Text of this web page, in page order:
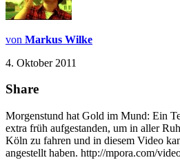
von Markus Wilke
4. Oktober 2011
Share
Morgenstund hat Gold im Mund: Ein
extra früh aufgestanden, um in aller
Köln zu fahren und in diesem Video
angestellt haben. http://mpora.com/